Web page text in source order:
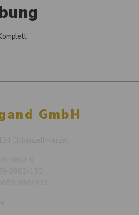
GmbH